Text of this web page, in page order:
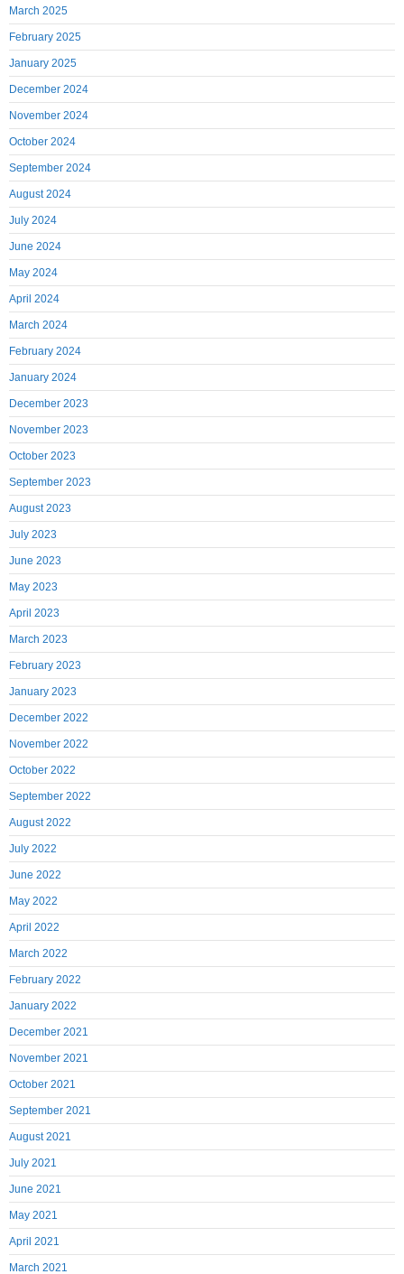
March 2025
February 2025
January 2025
December 2024
November 2024
October 2024
September 2024
August 2024
July 2024
June 2024
May 2024
April 2024
March 2024
February 2024
January 2024
December 2023
November 2023
October 2023
September 2023
August 2023
July 2023
June 2023
May 2023
April 2023
March 2023
February 2023
January 2023
December 2022
November 2022
October 2022
September 2022
August 2022
July 2022
June 2022
May 2022
April 2022
March 2022
February 2022
January 2022
December 2021
November 2021
October 2021
September 2021
August 2021
July 2021
June 2021
May 2021
April 2021
March 2021